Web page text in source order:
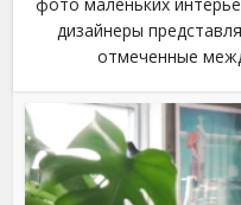
дизайнеры
отмеченные